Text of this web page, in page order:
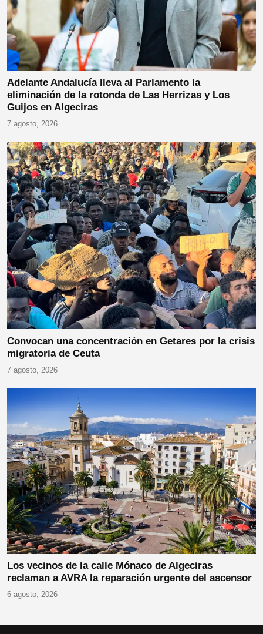
Adelante Andalucía lleva al Parlamento la
eliminación de la rotonda de Las Herrizas y Los
Guijos en Algeciras
7 agosto, 2026
Convocan una concentración en Getares por la crisis
migratoria de Ceuta
7 agosto, 2026
Los vecinos de la calle Mónaco de Algeciras
reclaman a AVRA la reparación urgente del ascensor
6 agosto, 2026